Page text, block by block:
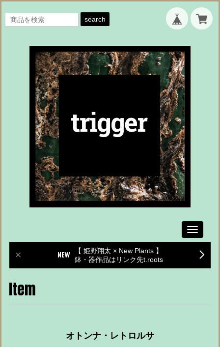
search
Toggle
【 姫野翔太 × New Plants 】
鉢・器作品はリンク先t.roots
Item
オトンナ・レトロルサ